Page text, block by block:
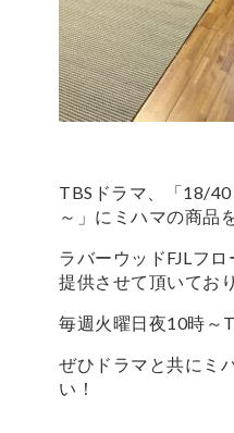
TBSドラマ、「18/
～」にミハマの商品
ラバーウッドFJLフ
提供させて頂いてお
毎週火曜日夜10時～
ぜひドラマと共にミ
い！